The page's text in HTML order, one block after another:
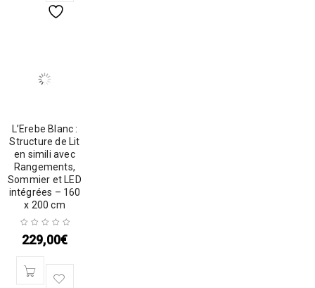
L’Erebe Blanc :
Structure de Lit
en simili avec
Rangements,
Sommier et LED
intégrées – 160
x 200 cm
229,00€